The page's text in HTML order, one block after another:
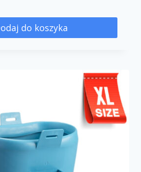
do koszyka